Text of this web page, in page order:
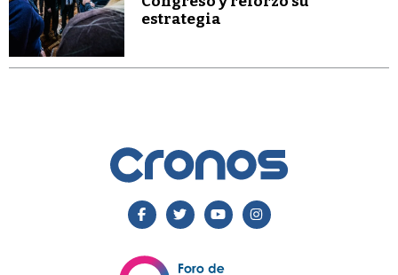
estrategia